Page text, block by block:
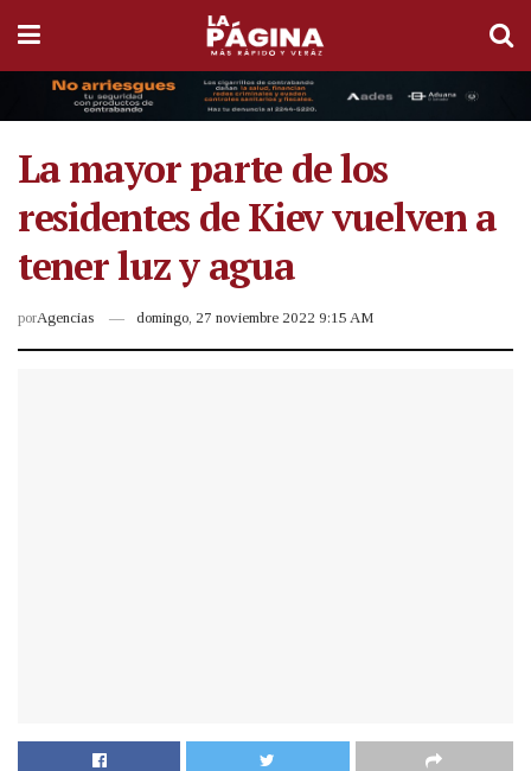
La mayor parte de los
residentes de Kiev vuelven a
tener luz y agua
porAgencias domingo, 27 noviembre 2022 9:15 AM